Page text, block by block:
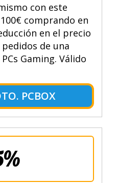
con este
comprando en
en el precio
de una
Gaming. Válido
PCBOX